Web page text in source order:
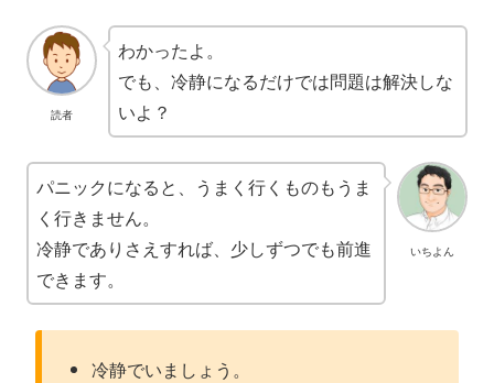
読者
わかったよ。
でも、冷静になるだけでは問題は解決しな
いよ？
いちよん
パニックになると、うまく行くものもうま
く行きません。
冷静でありさえすれば、少しずつでも前進
できます。
冷静でいましょう。